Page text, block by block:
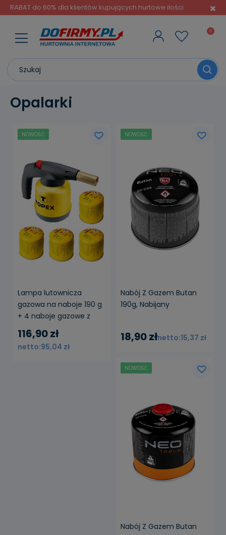
RABAT do 60% dla klientów kupujących hurtowe ilości.
Opalarki
Lampa lutownicza
gazowa na naboje 190 g
+ 4 naboje gazowe z
zaworkiem
116,90 zł
95,04 zł
NOWOŚĆ
Nabój Z Gazem Butan
190g, Nabijany
18,90 zł 15,37 zł
NOWOŚĆ
Nabój Z Gazem Butan
NOWOŚĆ